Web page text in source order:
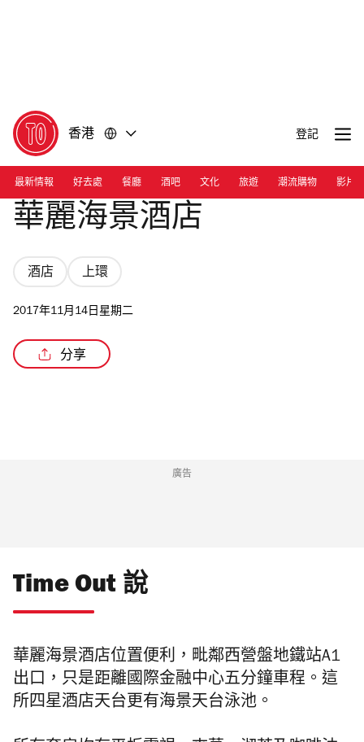
香港 登記
最新情報 好去處 餐廳 酒吧 文化 旅遊 潮流購物 影片
華麗海景酒店
酒店 上環
2017年11月14日星期二
分享
廣告
Time Out 說
華麗海景酒店位置便利，毗鄰西營盤地鐵站A1
出口，只是距離國際金融中心五分鐘車程。這
所四星酒店天台更有海景天台泳池。